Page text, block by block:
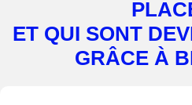
ET QUI SONT
GRÂCE À